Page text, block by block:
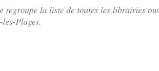
regroupe la liste de toutes les librairies
Plages.